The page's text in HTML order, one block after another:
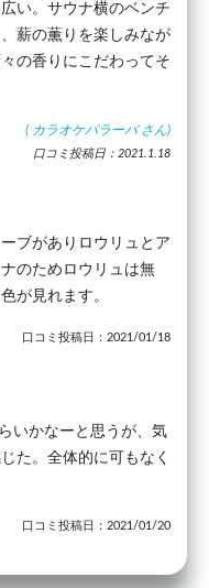
い。サウナ横のベンチ
薪の薫りを楽しみなが
の香りにこだわってそ
( カラオケパラーバ さん)
口コミ投稿日：2021.1.18
ブがありロウリュとア
のためロウリュは無
が見れます。
口コミ投稿日：2021/01/18
いかなーと思うが、気
た。全体的に可もなく
口コミ投稿日：2021/01/20